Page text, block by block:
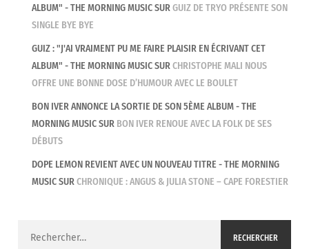
ALBUM" - THE MORNING MUSICSURGUIZ DE TRYO PRÉSENTE SON
SINGLE BYE BYE
GUIZ : "J'AI VRAIMENT PU ME FAIRE PLAISIR EN ÉCRIVANT CET
ALBUM" - THE MORNING MUSICSURCHRISTOPHE MALI NOUS
OFFRE UNE BONNE DOSE D’HUMOUR AVEC LE BOULET
BON IVER ANNONCE LA SORTIE DE SON 5ÈME ALBUM - THE
MORNING MUSICSUR BON IVER RENOUE AVEC LA FOLK DE SES
DÉBUTS
DOPE LEMON REVIENT AVEC UN NOUVEAU TITRE - THE MORNING
MUSICSURCHRONIQUE : ANGUS & JULIA STONE – CAPE FORESTIER